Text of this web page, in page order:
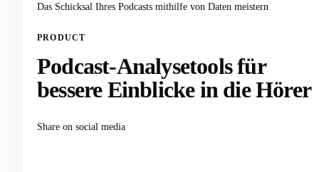
Das Schicksal Ihres Podcasts mithilfe von Daten meistern
PRODUCT
Podcast-Analysetools für
bessere Einblicke in die Hörer
Share on social media